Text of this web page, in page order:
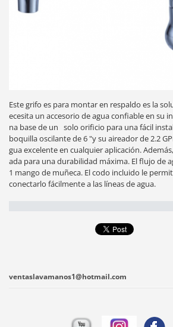
Este grifo es para montar en respaldo es la
ecesita un accesorio de agua confiable en su
na base de un   solo orificio para una fácil
boquilla oscilante de 6 "y su aireador de 2.2
gua excelente en cualquier aplicación.
ada para una durabilidad máxima. El flujo de
1 mango de muñeca. El codo incluido le
conectarlo fácilmente a las líneas de agua.
ventaslavamanos1@hotmail.com